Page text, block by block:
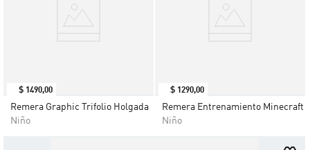
$ 1490,00
Remera Graphic Trifolio Holgada
Niño
$ 1290,00
Remera Entrenamiento Minecraft
Niño